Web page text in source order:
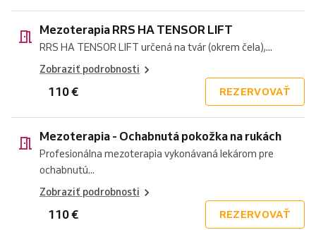
Mezoterapia RRS HA TENSOR LIFT
RRS HA TENSOR LIFT určená na tvár (okrem čela),...
Zobraziť podrobnosti
110 € REZERVOVAŤ
Mezoterapia - Ochabnutá pokožka na rukách
Profesionálna mezoterapia vykonávaná lekárom pre
ochabnutú...
Zobraziť podrobnosti
110 € REZERVOVAŤ